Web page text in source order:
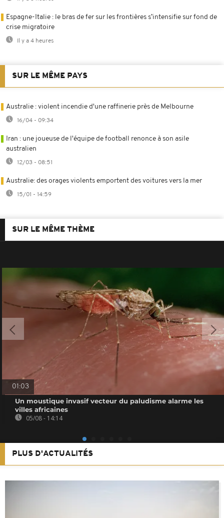
Espagne-Italie : le bras de fer sur les frontières s’intensifie sur fond de
crise migratoire
Il y a 4 heures
SUR LE MÊME PAYS
Australie : violent incendie d'une raffinerie près de Melbourne
16/04 - 09:34
Iran : une joueuse de l'équipe de football renonce à son asile
australien
12/03 - 08:51
Australie: des orages violents emportent des voitures vers la mer
15/01 - 14:59
SUR LE MÊME THÈME
01:03
Un moustique invasif vecteur du paludisme alarme les
villes africaines
05/08 - 14:14
PLUS D'ACTUALITÉS